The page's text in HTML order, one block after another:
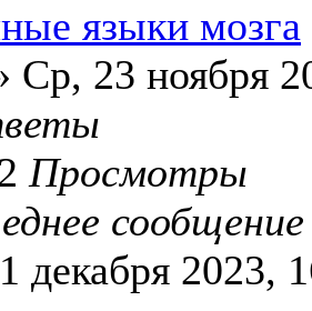
языки мозга
Ср, 23 ноября
Просмотры
декабря 2023,